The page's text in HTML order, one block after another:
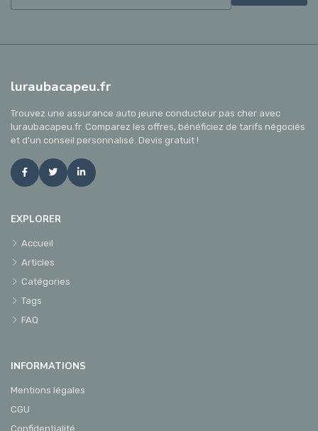
luraubacapeu.fr
Trouvez une assurance auto jeune conducteur pas cher avec
luraubacapeu.fr. Comparez les offres, bénéficiez de tarifs négociés
et d'un conseil personnalisé. Devis gratuit !
EXPLORER
Accueil
Articles
Catégories
Tags
FAQ
INFORMATIONS
Mentions légales
CGU
Confidentialité